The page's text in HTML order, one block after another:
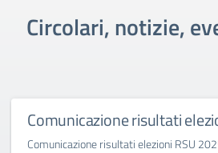
Circolari, notizie,
Comunicazione risultati
Comunicazione risultati elezioni RSU